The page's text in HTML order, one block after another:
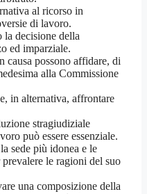
al ricorso in
di lavoro.
la decisione della
ed imparziale.
possono affidare, di
alla Commissione
in alternativa, affrontare
stragiudiziale
può essere essenziale.
sede più idonea e le
le ragioni del suo
una composizione della